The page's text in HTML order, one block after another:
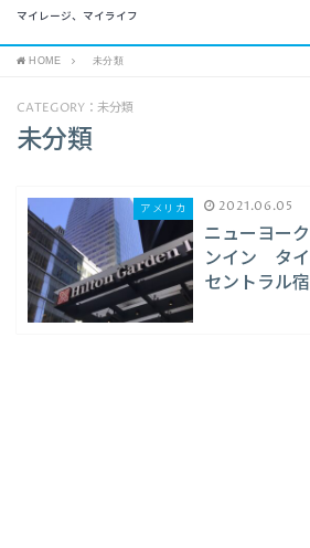
マイレージ、マイライフ
HOME 未分類
CATEGORY：未分類
未分類
アメリカ 2021.06.05
ニューヨー
ンイン タ
セントラル